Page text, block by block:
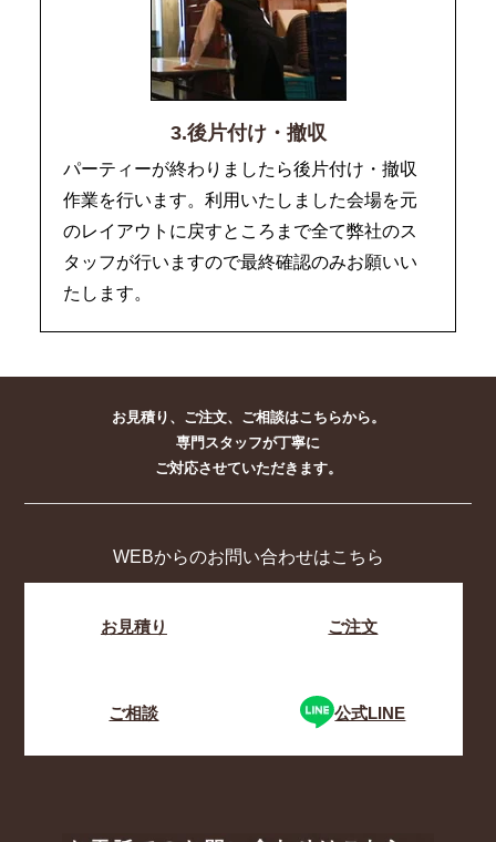
3.後片付け・撤収
パーティーが終わりましたら後片付け・撤収
作業を行います。利用いたしました会場を元
のレイアウトに戻すところまで全て弊社のス
タッフが行いますので最終確認のみお願いい
たします。
お見積り、ご注文、ご相談はこちらから。
専門スタッフが丁寧に
ご対応させていただきます。
WEBからのお問い合わせはこちら
お見積り ご注文
ご相談 公式LINE